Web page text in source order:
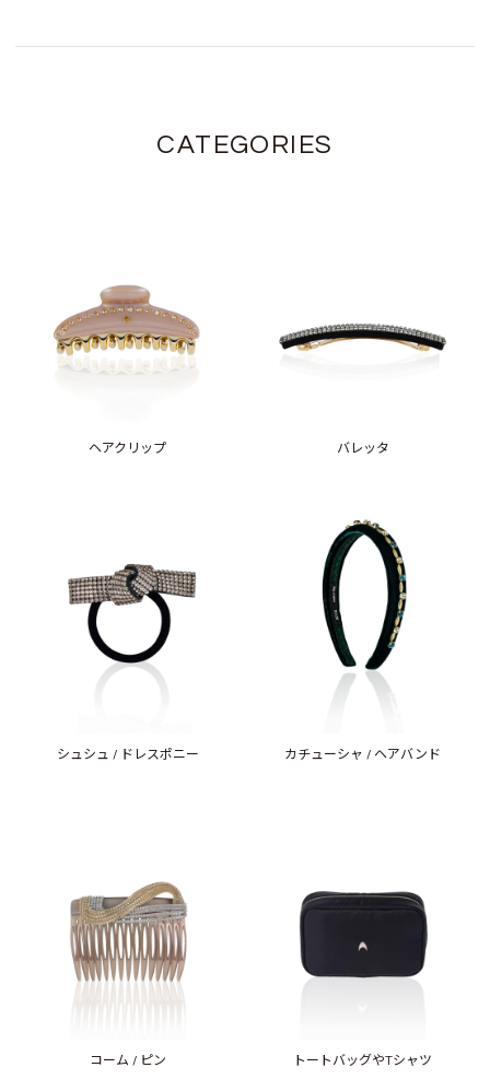
CATEGORIES
ヘアクリップ バレッタ
シュシュ / ドレスポニー カチューシャ / ヘアバンド
コーム / ピン トートバッグやTシャツ